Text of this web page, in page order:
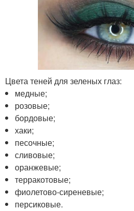
Цвета теней для зеленых глаз:
медные;
розовые;
бордовые;
хаки;
песочные;
сливовые;
оранжевые;
терракотовые;
фиолетово-сиреневые;
персиковые.